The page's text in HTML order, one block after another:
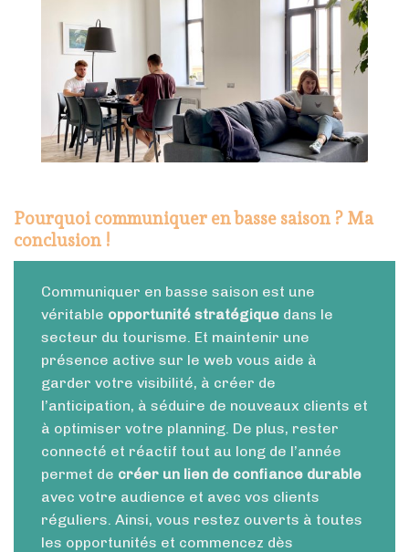
Pourquoi communiquer en basse saison ? Ma
conclusion !
Communiquer en basse saison est une
véritable opportunité stratégique dans le
secteur du tourisme. Et maintenir une
présence active sur le web vous aide à
garder votre visibilité, à créer de
l’anticipation, à séduire de nouveaux clients et
à optimiser votre planning. De plus, rester
connecté et réactif tout au long de l’année
permet de créer un lien de confiance durable
avec votre audience et avec vos clients
réguliers. Ainsi, vous restez ouverts à toutes
les opportunités et commencez dès